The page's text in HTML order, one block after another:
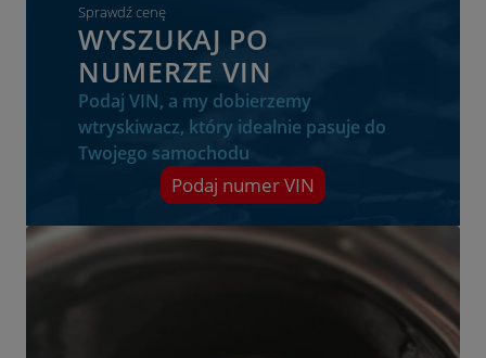
Sprawdź cenę
WYSZUKAJ PO
NUMERZE VIN
Podaj VIN, a my dobierzemy
wtryskiwacz, który idealnie pasuje do
Twojego samochodu
Podaj numer VIN